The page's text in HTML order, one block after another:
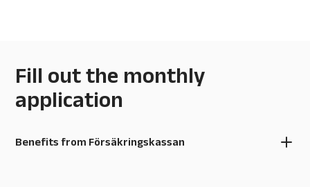
Fill out the monthly
application
Benefits from Försäkringskassan